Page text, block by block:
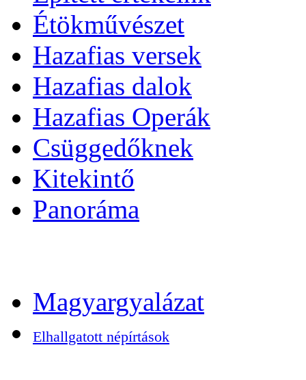
Étökművészet
Hazafias versek
Hazafias dalok
Hazafias Operák
Csüggedőknek
Kitekintő
Panoráma
Magyargyalázat
Elhallgatott népírtások